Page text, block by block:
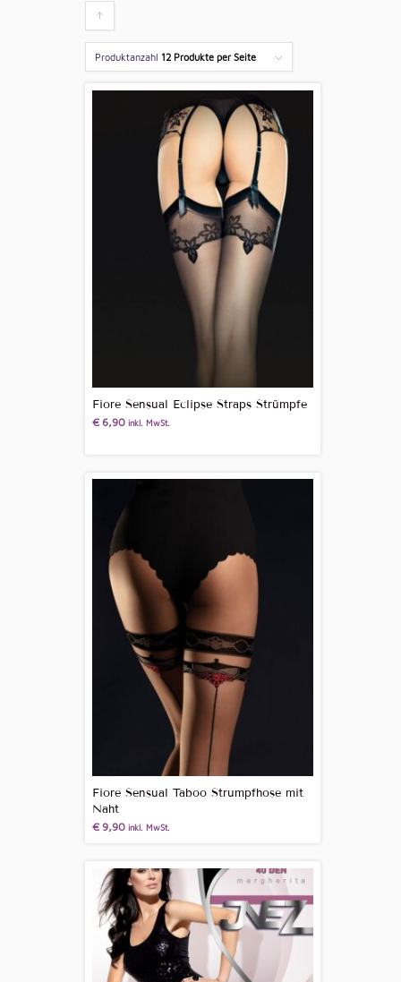
um
die
Produktanzahl 12 Produkte per Seite
Fiore Sensual Eclipse Straps Strümpfe
€6,90 inkl. MwSt.
Fiore Sensual Taboo Strumpfhose mit
Naht
€9,90 inkl. MwSt.